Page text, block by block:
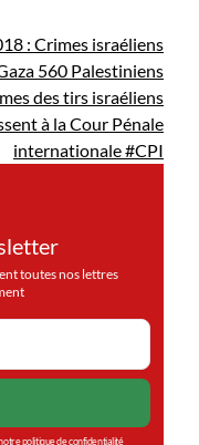
: Crimes israéliens
560 Palestiniens
des tirs israéliens
à la Cour Pénale
internationale #CPI
toutes nos lettres
notrepolitique de confidentialité